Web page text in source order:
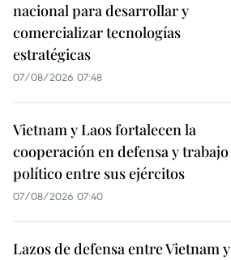
nacional para desarrollar y
comercializar tecnologías
estratégicas
07/08/2026 07:48
Vietnam y Laos fortalecen la
cooperación en defensa y trabajo
político entre sus ejércitos
07/08/2026 07:40
Lazos de defensa entre Vietnam y